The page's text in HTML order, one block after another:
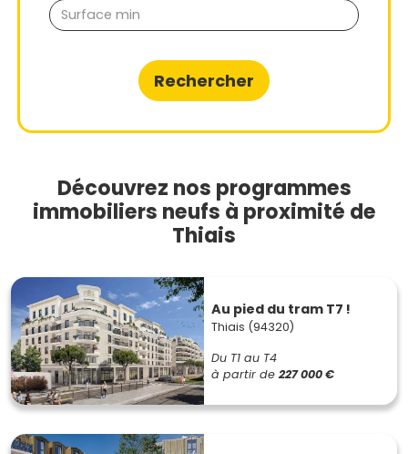
Rechercher
Découvrez nos programmes
immobiliers neufs à proximité de
Thiais
Au pied du tram T7 !
Thiais (94320)
Du T1 au T4
à partir de 227 000 €